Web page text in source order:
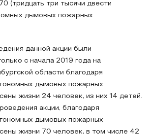
(тридцать три тысячи двести
дымовых пожарных
данной акции были
с начала 2019 года на
области благодаря
дымовых пожарных
жизни 24 человек, из них 14 детей.
акции, благодаря
дымовых пожарных
жизни 70 человек, в том числе 42